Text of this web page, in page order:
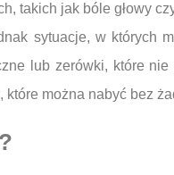
takich jak bóle głowy
sytuacje, w których
lub zerówki, które
można nabyć bez